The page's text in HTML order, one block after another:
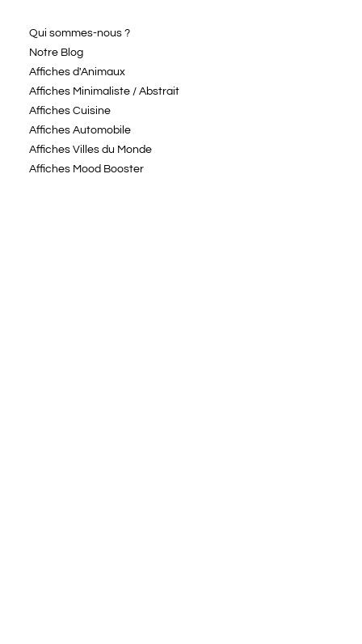
Qui sommes-nous ?
Notre Blog
Affiches d'Animaux
Affiches Minimaliste / Abstrait
Affiches Cuisine
Affiches Automobile
Affiches Villes du Monde
Affiches Mood Booster